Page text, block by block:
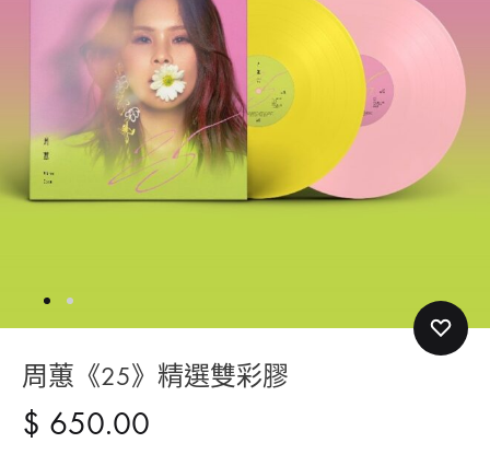
周蕙《25》精選雙彩膠
$ 650.00